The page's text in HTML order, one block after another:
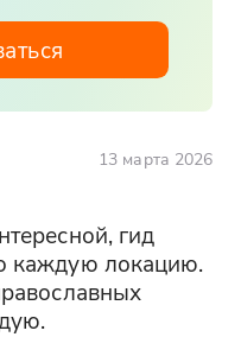
13 марта 2026
гид
каждую локацию.